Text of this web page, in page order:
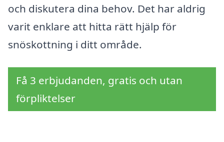
och diskutera dina behov. Det har aldrig
varit enklare att hitta rätt hjälp för
snöskottning i ditt område.
Få 3 erbjudanden, gratis och utan
förpliktelser